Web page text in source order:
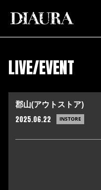
LIVE/EVENT
郡山(アウトストア)
2025.06.22 INSTORE